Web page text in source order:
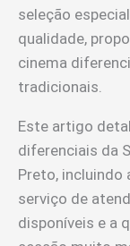
seleção
qualidade,
cinema
tradicionais.
Este artigo
diferenciais da
Preto,
serviço de
disponíveis e a